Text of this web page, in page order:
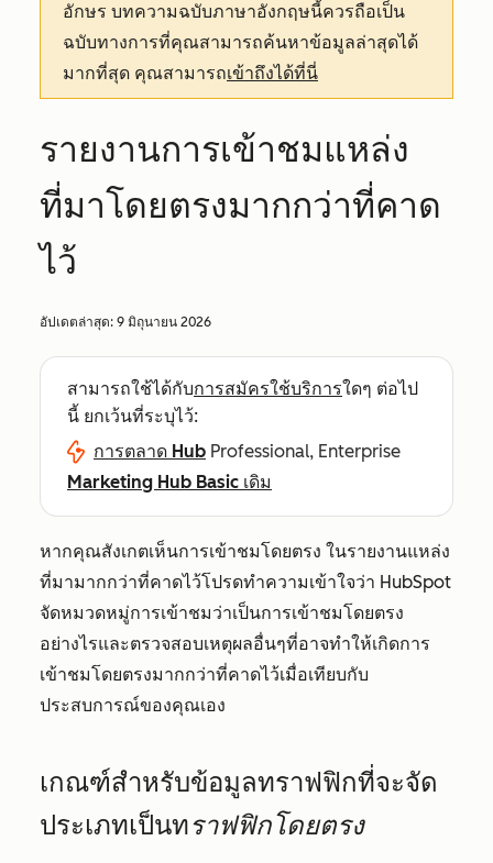
อักษร บทความฉบับภาษาอังกฤษนี้ควรถือเป็น
ฉบับทางการที่คุณสามารถค้นหาข้อมูลล่าสุดได้
มากที่สุด คุณสามารถเข้าถึงได้ที่นี่
รายงานการเข้าชมแหล่ง
ที่มาโดยตรงมากกว่าที่คาด
ไว้
อัปเดตล่าสุด: 9 มิถุนายน 2026
สามารถใช้ได้กับการสมัครใช้บริการใดๆ ต่อไป
นี้ ยกเว้นที่ระบุไว้:
การตลาด Hub Professional, Enterprise
Marketing Hub Basic เดิม
หากคุณสังเกตเห็นการเข้าชมโดยตรง ในรายงานแหล่ง
ที่มามากกว่าที่คาดไว้โปรดทำความเข้าใจว่า HubSpot
จัดหมวดหมู่การเข้าชมว่าเป็นการเข้าชมโดยตรง
อย่างไรและตรวจสอบเหตุผลอื่นๆที่อาจทำให้เกิดการ
เข้าชมโดยตรงมากกว่าที่คาดไว้เมื่อเทียบกับ
ประสบการณ์ของคุณเอง
เกณฑ์สำหรับข้อมูลทราฟฟิกที่จะจัด
ประเภทเป็นทราฟฟิกโดยตรง